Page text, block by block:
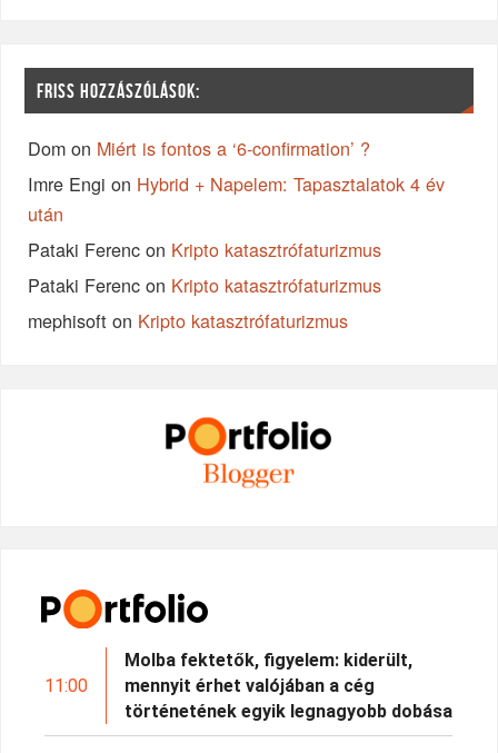
FRISS HOZZÁSZÓLÁSOK:
Dom on Miért is fontos a ‘6-confirmation’ ?
Imre Engi on Hybrid + Napelem: Tapasztalatok 4 év
után
Pataki Ferenc on Kripto katasztrófaturizmus
Pataki Ferenc on Kripto katasztrófaturizmus
mephisoft on Kripto katasztrófaturizmus
11:00
Molba fektetők, figyelem: kiderült,
mennyit érhet valójában a cég
történetének egyik legnagyobb dobása